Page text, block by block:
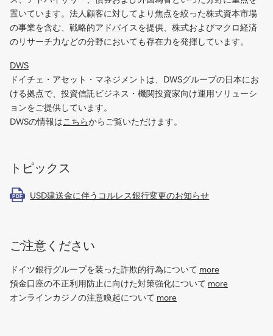
ィ
ス
、
よ
び
ア
レ
ク
ダ
ー
・
ン
ツ
ァ
・
置いています。法人顧客に対してより焦点を絞った株式資本市場
の事業を含む、戦略的アドバイスを提供、株式およびマクロ経済
のリサーチ力などの分野においても存在力を発揮しています。
DWS
ドイチェ・アセット・マネジメントは、DWSグループの日本にお
ける拠点で、投資信託ビジネス・機関投資家向け運用ソリューシ
ョンをご提供しています。
DWSの情報はこちらからご覧いただけます。
トピックス
PDF USD建送金に伴うコルレス銀行変更のお知らせ
ご注意ください
ドイツ銀行グループを装った詐欺的行為について more
預金口座の不正利用防止に向けた対策強化について more
オンラインカジノの注意喚起について more